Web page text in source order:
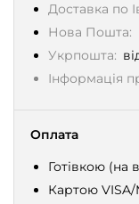
Доставка по
Нова Пошта:
Укрпошта:
Інформація
Оплата
Готівкою (на
Картою VISA/